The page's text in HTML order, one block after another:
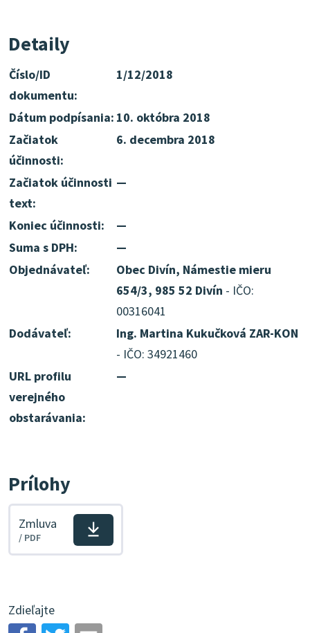
Detaily
Číslo/ID
dokumentu:
1/12/2018
Dátum podpísania: 10. októbra 2018
Začiatok
účinnosti:
6. decembra 2018
Začiatok účinnosti
text:
—
Koniec účinnosti:
—
Suma s DPH:
—
Objednávateľ:
Obec Divín, Námestie mieru
654/3, 985 52 Divín - IČO:
00316041
Dodávateľ:
Ing. Martina Kukučková ZAR-KON
- IČO: 34921460
URL profilu
verejného
obstarávania:
—
Prílohy
Stiahnuť
Zmluva
/ PDF
Zdieľajte